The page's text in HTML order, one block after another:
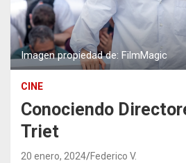
Imagen propiedad de: FilmMagic
CINE
Conociendo
Triet
20 enero, 2024 Federico V.